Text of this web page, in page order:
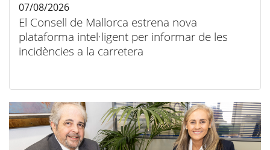
El Consell de Mallorca estrena nova
plataforma intel·ligent per informar de les
incidències a la carretera
07/08/2026